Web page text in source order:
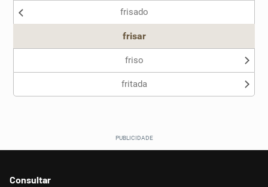
frisado
frisar
friso
fritada
Consultar